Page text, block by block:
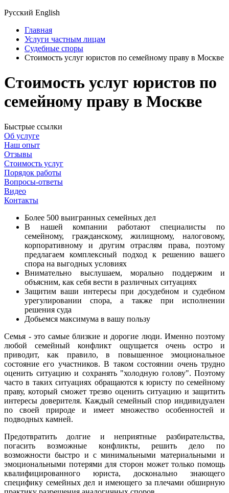
Русский English
Главная
Услуги частным лицам
Судебные споры
Стоимость услуг юристов по семейному праву в Москве
Стоимость услуг юристов по
семейному праву в Москве
Быстрые ссылки
Об услуге
Наш опыт
Отзывы
Стоимость услуг
Порядок работы
Вопросы-ответы
Видео
Контакты
Более 500 выигранных семейных дел
В нашей компании работают специалисты по
семейному, гражданскому, жилищному, налоговому,
корпоративному и другим отраслям права, поэтому
предлагаем комплексный подход к решению вашего
спора на выгодных условиях
Внимательно выслушаем, морально поддержим и
объясним, как себя вести в различных ситуациях
Защитим ваши интересы при досудебном и судебном
урегулировании спора, а также при исполнении
решения суда
Добьемся максимума в вашу пользу
Семья - это самые близкие и дорогие люди. Именно поэтому
любой семейный конфликт ощущается очень остро и
приводит, как правило, в повышенное эмоциональное
состояние его участников. В таком состоянии очень трудно
оценить ситуацию и сохранять "холодную голову". Поэтому
часто в таких ситуациях обращаются к юристу по семейному
праву, который сможет трезво оценить ситуацию и защитить
интересы доверителя. Каждый семейный спор индивидуален
по своей природе и имеет множество особенностей и
подводных камней.
Предотвратить долгие и неприятные разбирательства,
погасить возможные конфликты, решить дело по
возможности быстро и с минимальными материальными и
эмоциональными потерями для сторон может только помощь
квалифицированного юриста, досконально знающего
специфику семейных дел и имеющего за плечами обширную